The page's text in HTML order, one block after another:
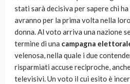
stati sarà decisiva per sapere chi
avranno per la prima volta nella
donna. Al voto arriva una nazione
termine di una campagna
velenosa, nella quale i due
risparmiati accuse reciproche,
televisivi. Un voto il cui esito è